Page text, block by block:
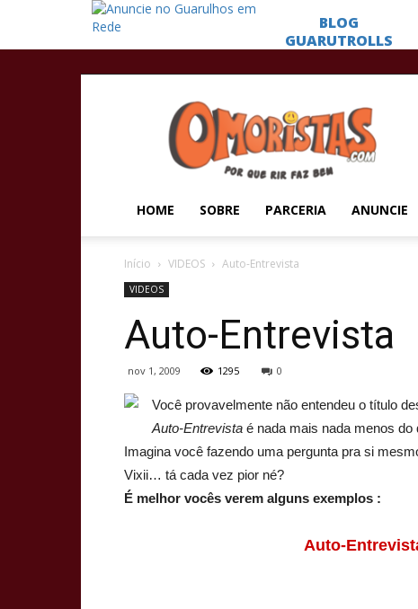
Omoristas
HOME SOBRE PARCERIA ANUNCIE
Início VIDEOS Auto-Entrevista
VIDEOS
Auto-Entrevista
nov 1, 2009 1295 0
Você provavelmente não entendeu o título
Auto-Entrevista é nada mais nada menos
Imagina você fazendo uma pergunta pra si
Vixii… tá cada vez pior né?
É melhor vocês verem alguns exemplos :
Auto-